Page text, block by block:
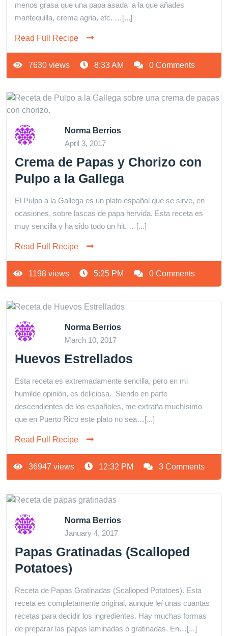
menos grasa que una papa asada a la que añades
mantequilla, crema agria, etc. …[...]
Read Full Recipe
7630 views 8:33 AM 0 Comments
Norma Berrios
April 3, 2017
Crema de Papas y Chorizo con
Pulpo a la Gallega
El Pulpo a la Gallega es un plato español que se sirve, en
ocasiones, sobre lascas de papa hervida. Esta receta es
muy sencilla y ha sido todo un hit. …[...]
Read Full Recipe
1198 views 5:25 PM 0 Comments
Norma Berrios
March 10, 2017
Huevos Estrellados
Esta receta es extremadamente sencilla, pero en mi
humilde opinión, es deliciosa. Siendo en parte
descendientes de los españoles, me extraña muchísimo
que en Puerto Rico este plato no sea…[...]
Read Full Recipe
36947 views 12:32 PM 3 Comments
Norma Berrios
January 4, 2017
Papas Gratinadas (Scalloped
Potatoes)
Receta de Papas Gratinadas (Scalloped Potatoes). Esta
receta es completamente original, aunque leí unas cuantas
recetas para decidir los ingredientes. Hay muchas formas
de preparar las papas laminadas o gratinadas. En…[...]